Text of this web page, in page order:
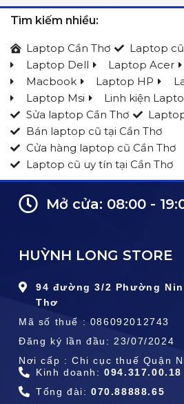
Tìm kiếm nhiều:
Laptop Cần Thơ
Laptop
Laptop Dell
Laptop Acer
Macbook
Laptop HP
Laptop Msi
Linh kiện
Sửa laptop Cần Thơ
Bán laptop cũ tại Cần Thơ
Cửa hàng laptop cũ Cần Thơ
Laptop cũ uy tín tại Cần Thơ
Mở cửa: 08:00 -
HUỲNH LONG STORE
94 đường 3/2 Phường
Thơ
Mã số thuế : 086092012743
Đăng ký lần đầu: 23/07/2024
Nơi cấp : Chi cục thuế Quận
Kinh doanh:094.317.00.18
Tổng đài: 070.88888.65